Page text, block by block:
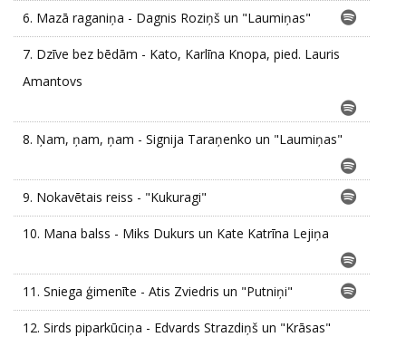
6. Mazā raganiņa - Dagnis Roziņš un "Laumiņas"
7. Dzīve bez bēdām - Kato, Karlīna Knopa, pied. Lauris
Amantovs
8. Ņam, ņam, ņam - Signija Taraņenko un "Laumiņas"
9. Nokavētais reiss - "Kukuragi"
10. Mana balss - Miks Dukurs un Kate Katrīna Lejiņa
11. Sniega ģimenīte - Atis Zviedris un "Putniņi"
12. Sirds piparkūciņa - Edvards Strazdiņš un "Krāsas"